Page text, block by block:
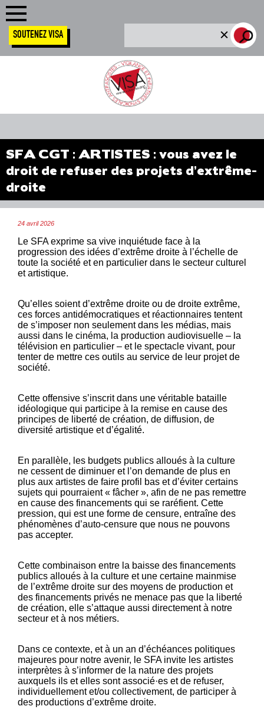
SOUTENEZ VISA
SFA CGT : ARTISTES : vous avez le
droit de refuser des projets d’extrême-
droite
24 avril 2026
Le SFA exprime sa vive inquiétude face à la
progression des idées d’extrême droite à l’échelle de
toute la société et en particulier dans le secteur culturel
et artistique.
Qu’elles soient d’extrême droite ou de droite extrême,
ces forces antidémocratiques et réactionnaires tentent
de s’imposer non seulement dans les médias, mais
aussi dans le cinéma, la production audiovisuelle – la
télévision en particulier – et le spectacle vivant, pour
tenter de mettre ces outils au service de leur projet de
société.
Cette offensive s’inscrit dans une véritable bataille
idéologique qui participe à la remise en cause des
principes de liberté de création, de diffusion, de
diversité artistique et d’égalité.
En parallèle, les budgets publics alloués à la culture
ne cessent de diminuer et l’on demande de plus en
plus aux artistes de faire profil bas et d’éviter certains
sujets qui pourraient « fâcher », afin de ne pas remettre
en cause des financements qui se raréfient. Cette
pression, qui est une forme de censure, entraîne des
phénomènes d’auto-censure que nous ne pouvons
pas accepter.
Cette combinaison entre la baisse des financements
publics alloués à la culture et une certaine mainmise
de l’extrême droite sur des moyens de production et
des financements privés ne menace pas que la liberté
de création, elle s’attaque aussi directement à notre
secteur et à nos métiers.
Dans ce contexte, et à un an d’échéances politiques
majeures pour notre avenir, le SFA invite les artistes
interprètes à s’informer de la nature des projets
auxquels ils et elles sont associé·es et de refuser,
individuellement et/ou collectivement, de participer à
des productions d’extrême droite.